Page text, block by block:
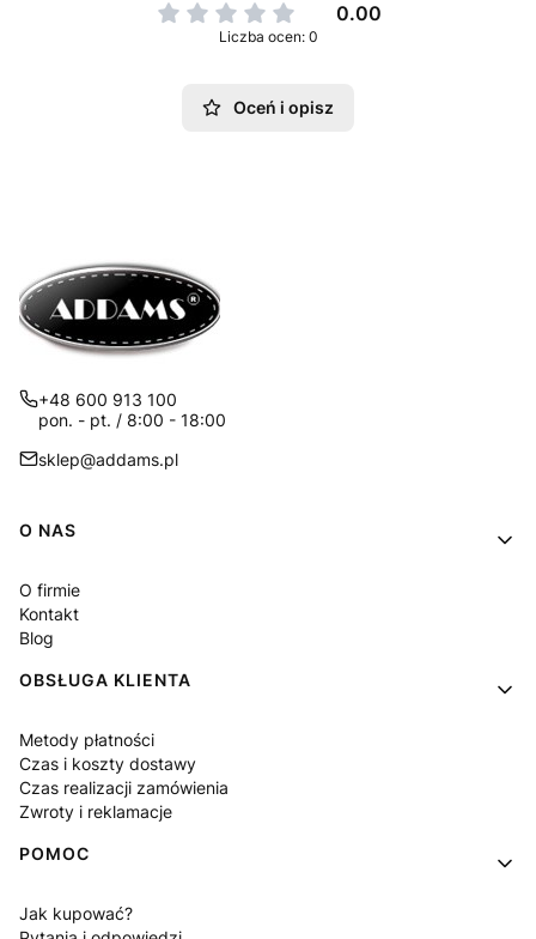
0.00
Liczba ocen: 0
Oceń i opisz
+48 600 913 100
pon. - pt. / 8:00 - 18:00
sklep@addams.pl
Linki w stopce
O NAS
O firmie
Kontakt
Blog
OBSŁUGA KLIENTA
Metody płatności
Czas i koszty dostawy
Czas realizacji zamówienia
Zwroty i reklamacje
POMOC
Jak kupować?